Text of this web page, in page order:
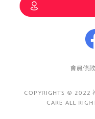
會員條款
COPYRIGHTS © 2022
CARE ALL